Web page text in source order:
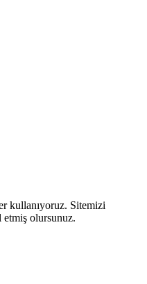
kullanıyoruz. Sitemizi
olursunuz.